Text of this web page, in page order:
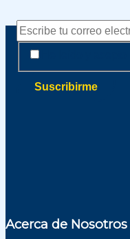
Aviso
de
privacidad
Aviso
de
privacidad
Suscribirme
Acerca de Nosotros